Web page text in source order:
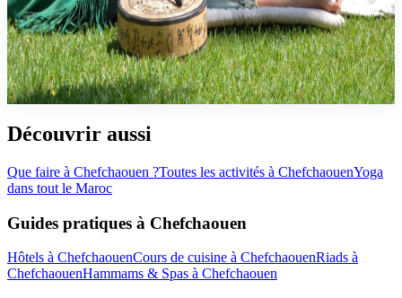
(Reïki et Etv). Libérez les blocages ancrés et repartez légers grâce
aux soins chamaniques et la guérison du féminin sacré. Réservez
votre séance et laissez la nature — y compris la vôtre — faire le
reste. Respirez. Relâchez. Rayonnez. www.chaouniya.com
Pas encore d'avis
Découvrir aussi
Que faire à Chefchaouen ?Toutes les activités à ChefchaouenYoga
dans tout le Maroc
Guides pratiques à Chefchaouen
Hôtels à ChefchaouenCours de cuisine à ChefchaouenRiads à
ChefchaouenHammams & Spas à Chefchaouen